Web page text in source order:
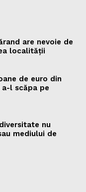
are nevoie de
localității
de euro din
a-l scăpa pe
nu
mediului de